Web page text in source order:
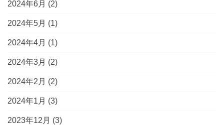
2024年6月 (2)
2024年5月 (1)
2024年4月 (1)
2024年3月 (2)
2024年2月 (2)
2024年1月 (3)
2023年12月 (3)